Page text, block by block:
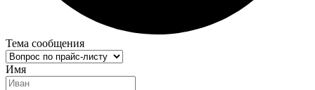
Тема сообщения
Имя